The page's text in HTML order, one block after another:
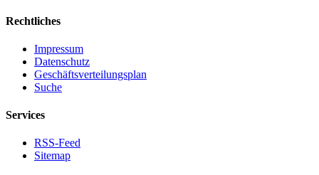
Rechtliches
Impressum
Datenschutz
Geschäftsverteilungsplan
Suche
Services
RSS-Feed
Sitemap